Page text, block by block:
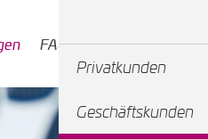
FAQs Service & Kontakt
Privatkunden
Geschäftskunden